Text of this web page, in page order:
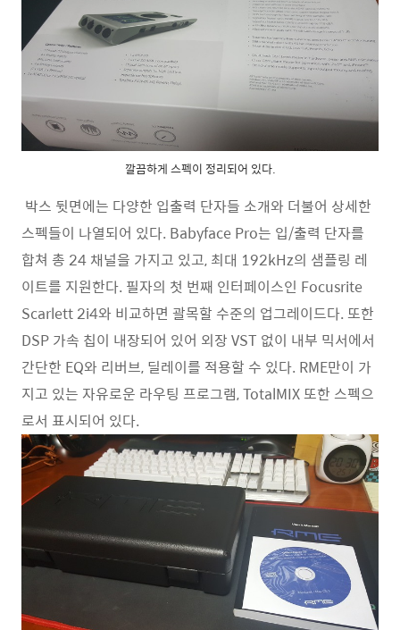
깔끔하게 스펙이 정리되어 있다.
박스 뒷면에는 다양한 입출력 단자들 소개와 더불어 상세한
스펙들이 나열되어 있다. Babyface Pro는 입/출력 단자를
합쳐 총 24 채널을 가지고 있고, 최대 192kHz의 샘플링 레
이트를 지원한다. 필자의 첫 번째 인터페이스인 Focusrite
Scarlett 2i4와 비교하면 괄목할 수준의 업그레이드다. 또한
DSP 가속 칩이 내장되어 있어 외장 VST 없이 내부 믹서에서
간단한 EQ와 리버브, 딜레이를 적용할 수 있다. RME만이 가
지고 있는 자유로운 라우팅 프로그램, TotalMIX 또한 스펙으
로서 표시되어 있다.